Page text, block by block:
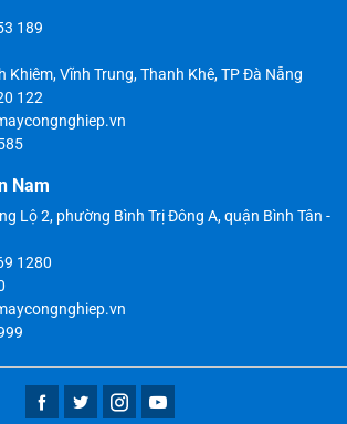
189
Khiêm, Vĩnh Trung, Thanh Khê, TP Đà Nẵng
122
Nam
Lộ 2, phường Bình Trị Đông A, quận Bình Tân -
1280